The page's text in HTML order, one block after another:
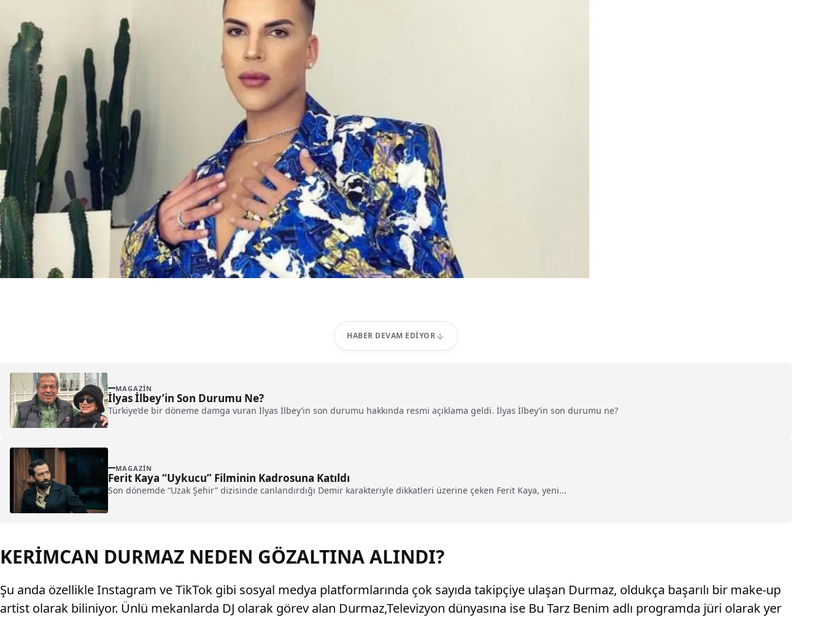
HABER DEVAM EDIYOR
MAGAZIN
İlyas İlbey’in Son Durumu Ne?
Türkiye’de bir döneme damga vuran İlyas İlbey’in son durumu hakkında resmi açıklama geldi. İlyas İlbey’in son durumu ne?
MAGAZIN
Ferit Kaya “Uykucu” Filminin Kadrosuna Katıldı
Son dönemde “Uzak Şehir” dizisinde canlandırdığı Demir karakteriyle dikkatleri üzerine çeken Ferit Kaya, yeni...
KERİMCAN DURMAZ NEDEN GÖZALTINA ALINDI?
Şu anda özellikle Instagram ve TikTok gibi sosyal medya platformlarında çok sayıda takipçiye ulaşan Durmaz, oldukça başarılı bir make-up
artist olarak biliniyor. Ünlü mekanlarda DJ olarak görev alan Durmaz,Televizyon dünyasına ise Bu Tarz Benim adlı programda jüri olarak yer